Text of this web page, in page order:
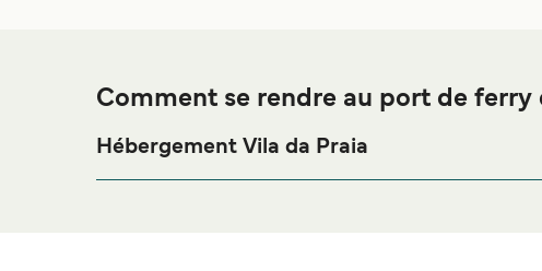
Comment se rendre au port de ferry
Hébergement Vila da Praia